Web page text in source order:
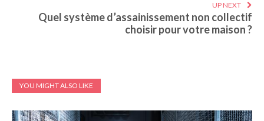
UP NEXT
Quel système d’assainissement non collectif
choisir pour votre maison ?
YOU MIGHT ALSO LIKE